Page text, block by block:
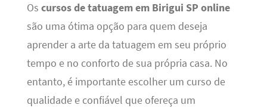
Os cursos de tatuagem em Birigui SP online
são uma ótima opção para quem deseja
aprender a arte da tatuagem em seu próprio
tempo e no conforto de sua própria casa. No
entanto, é importante escolher um curso de
qualidade e confiável que ofereça um